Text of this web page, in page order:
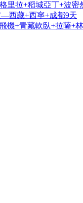
里拉+稻城亞丁+波
西藏+西寧+成都9天
機+青藏軟臥+拉薩+